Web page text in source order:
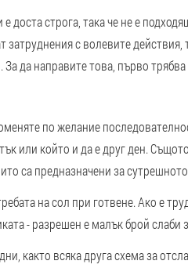
доста строга, така че не е
затруднения с волевите
За да направите това, първо
по желание
или който и да е друг ден.
са предназначени за
на сол при готвене. Ако е
- разрешен е малък брой слаби
както всяка друга схема за